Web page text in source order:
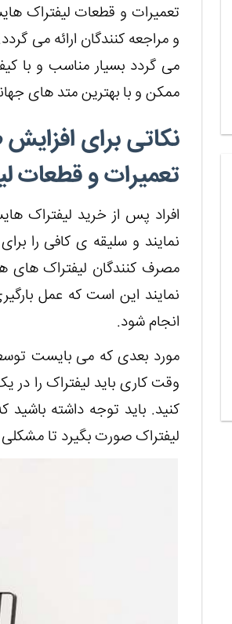
تعمیرات و قطعات لیفتراک
و مراجعه کنندگان ارائه می
می گردد بسیار مناسب و با
ممکن و با بهترین متد های
نکاتی برای
تعمیرات و قطعات
افراد پس از خرید لیفتراک
نمایند و سلیقه ی کافی را
مصرف کنندگان لیفتراک های
نمایند این است که عمل
انجام شود.
مورد بعدی که می بایست
وقت کاری باید لیفتراک را
کنید. باید توجه داشته
لیفتراک صورت بگیرد تا مشکلی